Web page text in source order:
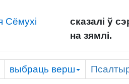
Сёмухі
сказалі ў
на зямлі.
выбраць верш